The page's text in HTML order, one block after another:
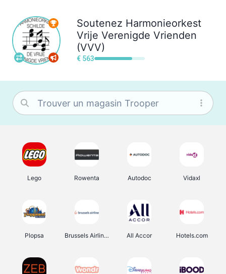
Soutenez Harmonieorkest
Vrije Verenigde Vrienden
(VVV)
€ 563
Lego Rowenta Autodoc Vidaxl
Plopsa Brussels Airlines All Accor Hotels.com